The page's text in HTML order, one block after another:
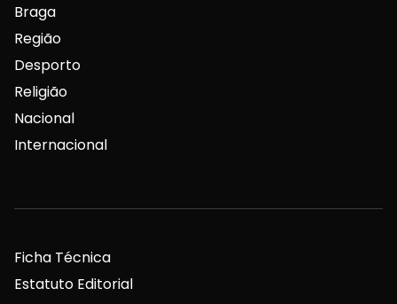
Braga
Região
Desporto
Religião
Nacional
Internacional
Ficha Técnica
Estatuto Editorial